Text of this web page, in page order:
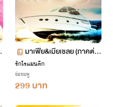
มาเฟีย&เมียเชลย (ภาคต่อ
มาเฟีย&เมียอุ้มบุญ)
รักโรแมนติก
ช่อชมพู
299 บาท